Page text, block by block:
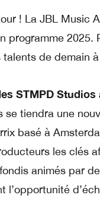
! La JBL Music
programme 2025.
de demain
STMPD Studios
tiendra une
basé à
les clés
animés par